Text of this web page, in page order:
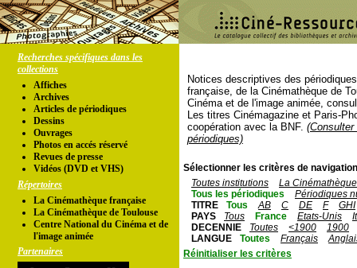
Recherches spécifiques dans les
collections
Affiches
Archives
Articles de périodiques
Dessins
Ouvrages
Photos en accés réservé
Revues de presse
Vidéos (DVD et VHS)
Répertoires
La Cinémathèque française
La Cinémathèque de Toulouse
Centre National du Cinéma et de
l'image animée
Partenaires
Notices descriptives des
française, de la Cinémathèque de
Cinéma et de l'image animée,
Les titres Cinémagazine et Paris-
coopération avec la BNF.
périodiques)
Sélectionner les critères de
Toutes institutions
La
Tous les périodiques
Périodiques
TITRE
Tous AB C DE F
GHI
PAYS
Tous France Etats-Unis
DECENNIE
Toutes <1900
1900
LANGUE
Toutes Français
Réinitialiser les critères